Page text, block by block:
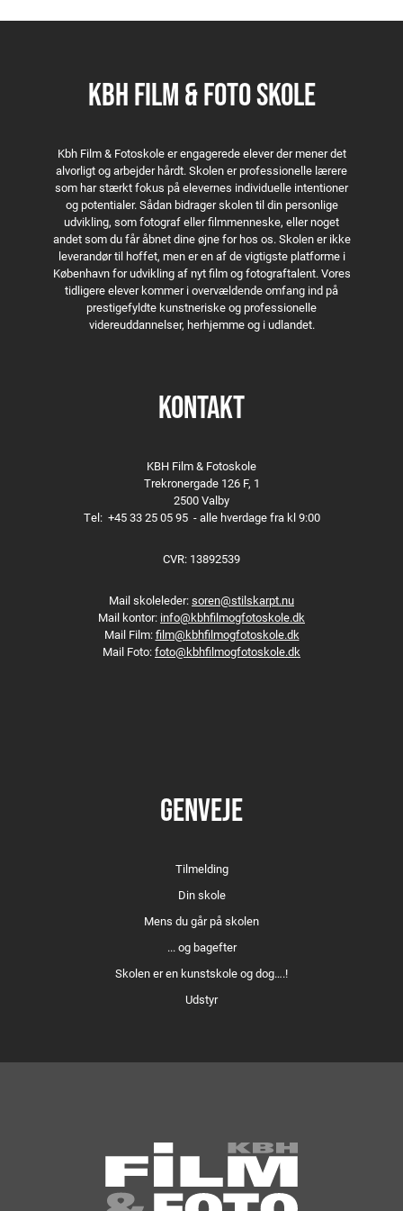
Apart 3:2KBH FILM & FOTO SKOLE
Kbh Film & Fotoskole er engagerede elever der mener det
alvorligt og arbejder hårdt. Skolen er professionelle lærere
som har stærkt fokus på elevernes individuelle intentioner
og potentialer. Sådan bidrager skolen til din personlige
udvikling, som fotograf eller filmmenneske, eller noget
andet som du får åbnet dine øjne for hos os. Skolen er ikke
leverandør til hoffet, men er en af de vigtigste platforme i
København for udvikling af nyt film og fotograftalent. Vores
tidligere elever kommer i overvældende omfang ind på
prestigefyldte kunstneriske og professionelle
videreuddannelser, herhjemme og i udlandet.
KONTAKT
KBH Film & Fotoskole
Trekronergade 126 F, 1
2500 Valby
Tel: +45 33 25 05 95- alle hverdage fra kl 9:00
CVR: 13892539
Mail skoleleder:soren@stilskarpt.nu
Mail kontor: info@kbhfilmogfotoskole.dk
Mail Film:film@kbhfilmogfotoskole.dk
Mail Foto:foto@kbhfilmogfotoskole.dk
GENVEJE
Tilmelding
Din skole
Mens du går på skolen
... og bagefter
Skolen er en kunstskole og dog….!
Udstyr